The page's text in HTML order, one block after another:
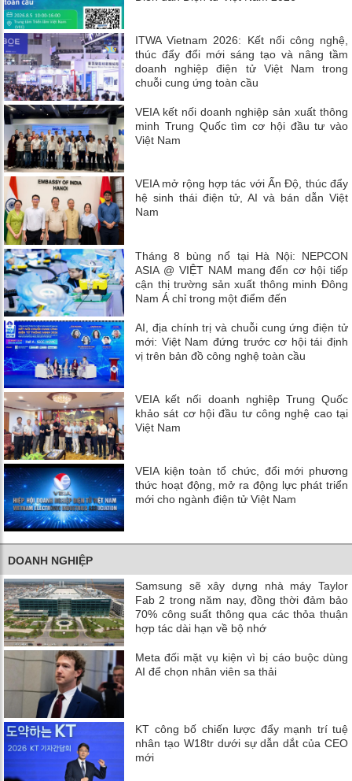
ITWA Vietnam 2026: Kết nối công nghệ,
thúc đẩy đổi mới sáng tạo và nâng tầm
doanh nghiệp điện tử Việt Nam trong
chuỗi cung ứng toàn cầu
VEIA kết nối doanh nghiệp sản xuất thông
minh Trung Quốc tìm cơ hội đầu tư vào
Việt Nam
VEIA mở rộng hợp tác với Ấn Độ, thúc đẩy
hệ sinh thái điện tử, AI và bán dẫn Việt
Nam
Tháng 8 bùng nổ tại Hà Nội: NEPCON
ASIA @ VIỆT NAM mang đến cơ hội tiếp
cận thị trường sản xuất thông minh Đông
Nam Á chỉ trong một điểm đến
AI, địa chính trị và chuỗi cung ứng điện tử
mới: Việt Nam đứng trước cơ hội tái định
vị trên bản đồ công nghệ toàn cầu
VEIA kết nối doanh nghiệp Trung Quốc
khảo sát cơ hội đầu tư công nghệ cao tại
Việt Nam
VEIA kiện toàn tổ chức, đổi mới phương
thức hoạt động, mở ra động lực phát triển
mới cho ngành điện tử Việt Nam
DOANH NGHIỆP
Samsung sẽ xây dựng nhà máy Taylor
Fab 2 trong năm nay, đồng thời đảm bảo
70% công suất thông qua các thỏa thuận
hợp tác dài hạn về bộ nhớ
Meta đối mặt vụ kiện vì bị cáo buộc dùng
AI để chọn nhân viên sa thải
KT công bố chiến lược đẩy mạnh trí tuệ
nhân tạo W18tr dưới sự dẫn dắt của CEO
mới